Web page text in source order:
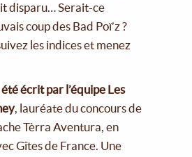
disparu… Serait-ce
coup des Bad Poï’z ?
les indices et menez
écrit par l’équipe Les
, lauréate du concours de
Tèrra Aventura, en
Gîtes de France. Une